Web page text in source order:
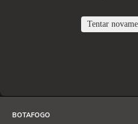
BOTAFOGO